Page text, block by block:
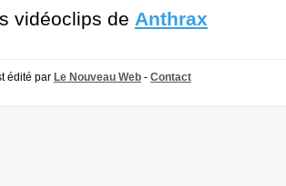
vidéoclips de Anthrax
édité par Le Nouveau Web - Contact